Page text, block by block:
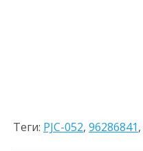
Теги: PJC-052, 96286841,